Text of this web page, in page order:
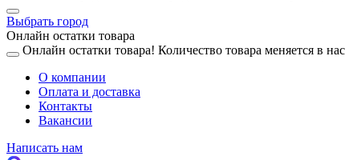
Выбрать город
Онлайн остатки товара
Онлайн остатки товара! Количество товара меняется в
О компании
Оплата и доставка
Контакты
Вакансии
Написать нам